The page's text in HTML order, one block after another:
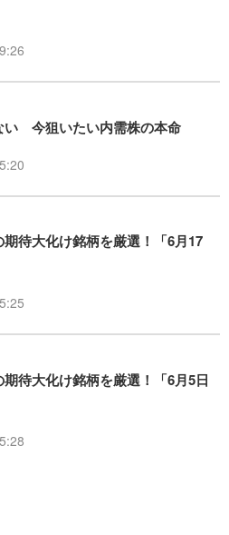
い 今狙いたい内需株の本命
待大化け銘柄を厳選！「6月17
待大化け銘柄を厳選！「6月5日